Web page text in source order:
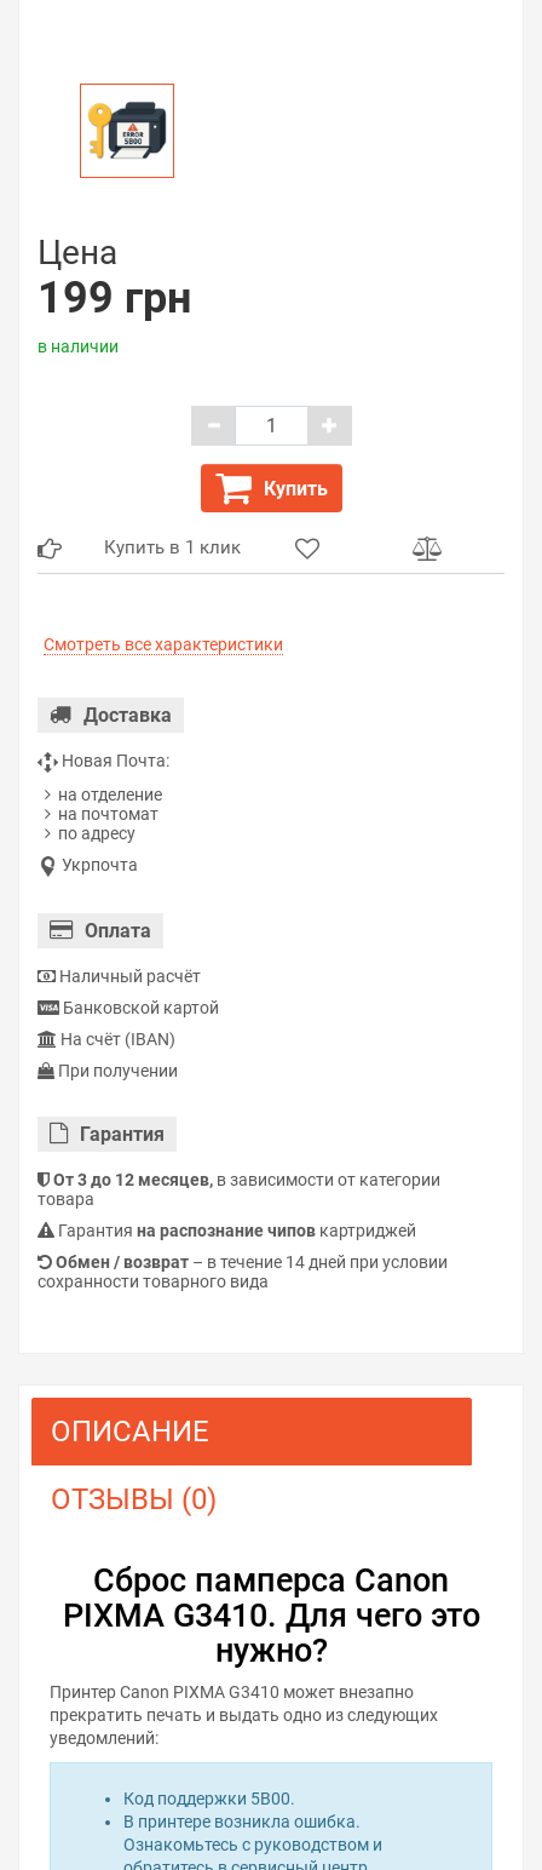
Цена
199 грн
в наличии
Купить
Купить в 1 клик
Смотреть все характеристики
Доставка
Новая Почта:
на отделение
на почтомат
по адресу
Укрпочта
Оплата
Наличный расчёт
Банковской картой
На счёт (IBAN)
При получении
Гарантия
От 3 до 12 месяцев, в зависимости от категории
товара
Гарантия на распознание чипов картриджей
Обмен / возврат – в течение 14 дней при условии
сохранности товарного вида
ОПИСАНИЕ
ОТЗЫВЫ (0)
Сброс памперса Canon
PIXMA G3410. Для чего это
нужно?
Принтер Canon PIXMA G3410 может внезапно
прекратить печать и выдать одно из следующих
уведомлений:
Код поддержки 5B00.
В принтере возникла ошибка.
Ознакомьтесь с руководством и